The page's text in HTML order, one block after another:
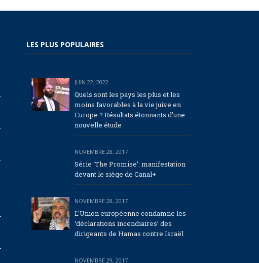
LES PLUS POPULAIRES
JUIN 22, 2022
Quels sont les pays les plus et les
moins favorables à la vie juive en
Europe ? Résultats étonnants d’une
nouvelle étude
NOVEMBRE 28, 2017
Série ‘The Promise’: manifestation
devant le siège de Canal+
NOVEMBRE 28, 2017
L’Union européenne condamne les
‘déclarations incendiaires’ des
dirigeants de Hamas contre Israël
NOVEMBRE 29, 2017